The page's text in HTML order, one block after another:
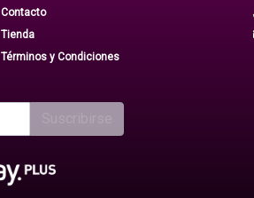
Contacto
Tienda
Términos y Condiciones